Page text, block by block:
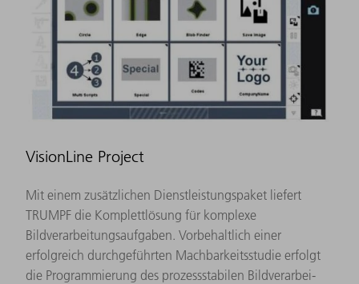
VisionLine Project
Mit einem zusätzlichen Dienstleistungspaket liefert
TRUMPF die Komplettlösung für komplexe
Bildverarbeitungsaufgaben. Vorbehaltlich einer
erfolgreich durchgeführten Machbarkeitsstudie erfolgt
die Programmierung des prozessstabilen Bildverarbei­